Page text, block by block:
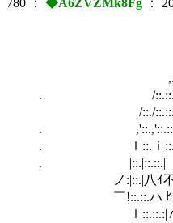
.......-
. /
/::./::.::.::.::.::.::.:
. ,'::.,'::.::.::/
. ｌ::.ｉ::.:_ｉ7_
. |::.|::.::.| ￣`＼
ノ:|::.|八ｲ不心 `´
￣!::.::.ハ ﾋZ:
ｌ::.::.:|∧xx ,